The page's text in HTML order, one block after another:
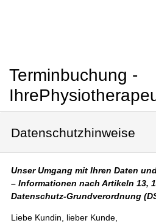
Terminbuchung -
Datenschutzhinweise
Unser Umgang mit Ihren Daten
– Informationen nach Artikeln 13,
Datenschutz-Grundverordnung
Liebe Kundin, lieber Kunde,